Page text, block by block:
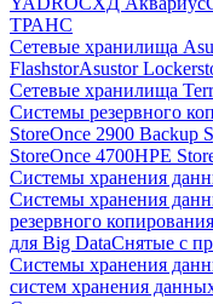
ТРАНС
Сетевые хранилища
FlashstorAsustor
Сетевые хранилища
Системы резервного
StoreOnce 2900 Backup
StoreOnce 4700HPE
Системы хранения
Системы хранения
резервного
для Big DataСнятые с
Системы хранения
систем хранения